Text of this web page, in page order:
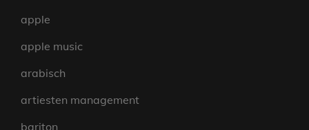
apple
apple music
arabisch
artiesten management
bariton